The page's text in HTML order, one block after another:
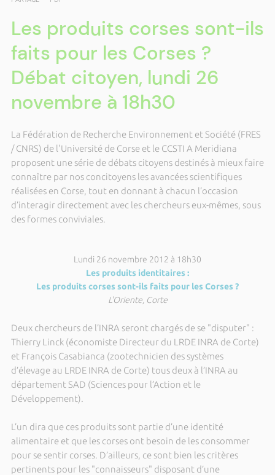
Les produits corses sont-ils
faits pour les Corses ?
Débat citoyen, lundi 26
novembre à 18h30
La Fédération de Recherche Environnement et Société (FRES
/ CNRS) de l'Université de Corse et le CCSTI A Meridiana
proposent une série de débats citoyens destinés à mieux faire
connaître par nos concitoyens les avancées scientifiques
réalisées en Corse, tout en donnant à chacun l’occasion
d’interagir directement avec les chercheurs eux-mêmes, sous
des formes conviviales.
Lundi 26 novembre 2012 à 18h30
Les produits identitaires :
Les produits corses sont-ils faits pour les Corses ?
L'Oriente, Corte
Deux chercheurs de l’INRA seront chargés de se "disputer" :
Thierry Linck (économiste Directeur du LRDE INRA de Corte)
et François Casabianca (zootechnicien des systèmes
d’élevage au LRDE INRA de Corte) tous deux à l’INRA au
département SAD (Sciences pour l’Action et le
Développement).
L’un dira que ces produits sont partie d’une identité
alimentaire et que les corses ont besoin de les consommer
pour se sentir corses. D’ailleurs, ce sont bien les critères
pertinents pour les "connaisseurs" disposant d’une